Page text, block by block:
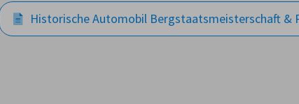
Historische Automobil Bergstaatsmeisterschaft &